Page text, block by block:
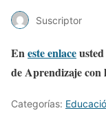
Suscriptor
Eneste enlace
de Aprendizaje
Categorías: